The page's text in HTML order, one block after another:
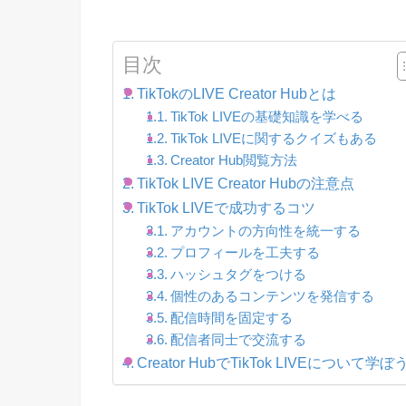
目次
TikTokのLIVE Creator Hubとは
TikTok LIVEの基礎知識を学べる
TikTok LIVEに関するクイズもある
Creator Hub閲覧方法
TikTok LIVE Creator Hubの注意点
TikTok LIVEで成功するコツ
アカウントの方向性を統一する
プロフィールを工夫する
ハッシュタグをつける
個性のあるコンテンツを発信する
配信時間を固定する
配信者同士で交流する
Creator HubでTikTok LIVEについて学ぼ